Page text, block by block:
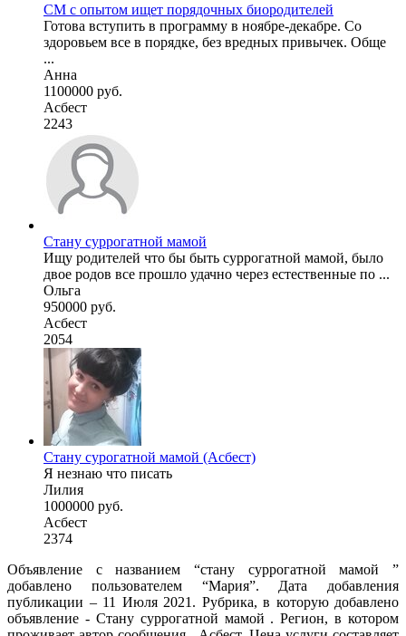
СМ с опытом ищет порядочных биородителей
Готова вступить в программу в ноябре-декабре. Со
здоровьем все в порядке, без вредных привычек. Обще
...
Анна
1100000 руб.
Асбест
2243
Стану суррогатной мамой
Ищу родителей что бы быть суррогатной мамой, было
двое родов все прошло удачно через естественные по ...
Ольга
950000 руб.
Асбест
2054
Стану сурогатной мамой (Асбест)
Я незнаю что писать
Лилия
1000000 руб.
Асбест
2374
Объявление с названием “стану суррогатной мамой ”
добавлено пользователем “Мария”. Дата добавления
публикации – 11 Июля 2021. Рубрика, в которую добавлено
объявление - Cтану суррогатной мамой . Регион, в котором